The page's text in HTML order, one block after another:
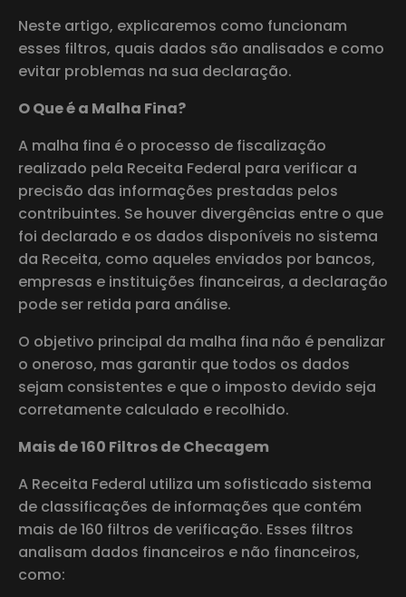
Neste artigo, explicaremos como funcionam
esses filtros, quais dados são analisados ​​e como
evitar problemas na sua declaração.
O Que é a Malha Fina?
A malha fina é o processo de fiscalização
realizado pela Receita Federal para verificar a
precisão das informações prestadas pelos
contribuintes. Se houver divergências entre o que
foi declarado e os dados disponíveis no sistema
da Receita, como aqueles enviados por bancos,
empresas e instituições financeiras, a declaração
pode ser retida para análise.
O objetivo principal da malha fina não é penalizar
o oneroso, mas garantir que todos os dados
sejam consistentes e que o imposto devido seja
corretamente calculado e recolhido.
Mais de 160 Filtros de Checagem
A Receita Federal utiliza um sofisticado sistema
de classificações de informações que contém
mais de 160 filtros de verificação. Esses filtros
analisam dados financeiros e não financeiros,
como: